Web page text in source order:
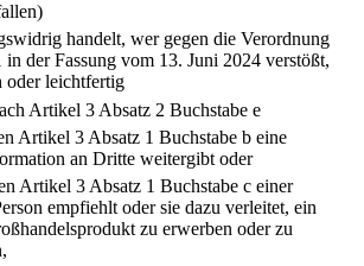
handelt, wer gegen die Verordnung
der Fassung vom 13. Juni 2024 verstößt,
oder leichtfertig
Artikel 3 Absatz 2 Buchstabe e
Artikel 3 Absatz 1 Buchstabe b eine
an Dritte weitergibt oder
Artikel 3 Absatz 1 Buchstabe c einer
empfiehlt oder sie dazu verleitet, ein
zu erwerben oder zu